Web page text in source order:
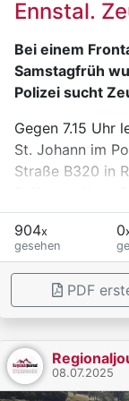
Ennstal.
Bei einem
Samstagfrüh
Polizei sucht
Gegen 7.15 Uhr
St. Johann im
Straße B320 in
Beifahrersitz
des
zur Talstation
mit ihrem
frontal gegen
gelenkt von
Der Pkw des
über die
und kam auf
Zufahrtsrampe
904x
gesehen
0
PDF
08.07.2025